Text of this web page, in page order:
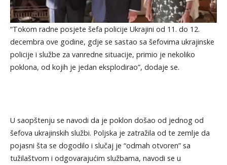
“Tokom radne posjete šefa policije Ukrajini od 11. do 12.
decembra ove godine, gdje se sastao sa šefovima ukrajinske
policije i službe za vanredne situacije, primio je nekoliko
poklona, od kojih je jedan eksplodirao”, dodaje se.
U saopštenju se navodi da je poklon došao od jednog od
šefova ukrajinskih službi. Poljska je zatražila od te zemlje da
pojasni šta se dogodilo i slučaj je “odmah otvoren” sa
tužilaštvom i odgovarajućim službama, navodi se u